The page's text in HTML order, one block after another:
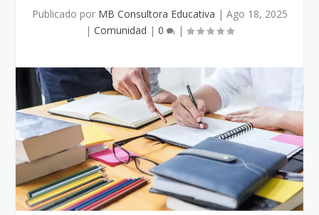
Publicado por MB Consultora Educativa | Ago 18, 2025
| Comunidad | 0 |